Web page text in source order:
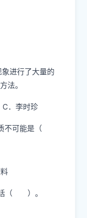
象进行了大量的
法。
李时珍
不可能是（